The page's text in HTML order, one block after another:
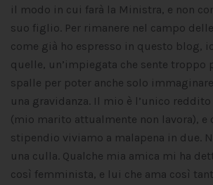
il modo in cui farà la Ministra, e non
suo figlio. Per rimanere nel campo
come già ho espresso in questo blog,
quelle, un’impiegata che sente troppo
spalle per poter anche solo
una gravidanza. Il mio è l’unico
(mio marito attualmente non lavora), e
stipendio viviamo a malapena in due.
una culla. Qualche mia amica mi ha
così femminista, e lui che ama così